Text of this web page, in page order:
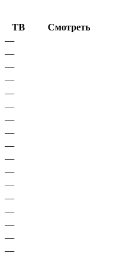
ТВ
Смот­реть
—
—
—
—
—
—
—
—
—
—
—
—
—
—
—
—
—